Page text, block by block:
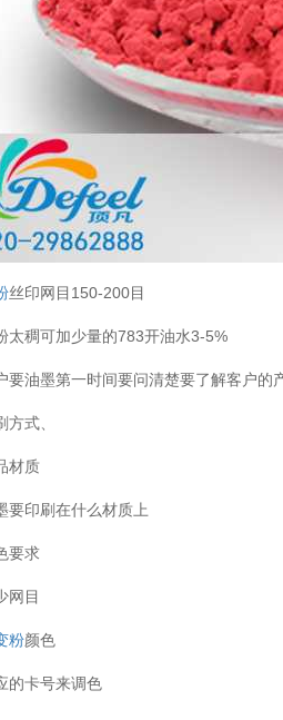
丝印网目150-200目
太稠可加少量的783开油水3-5%
要油墨第一时间要问清楚要了解客户的
式、
材质
要印刷在什么材质上
要求
网目
粉颜色
的卡号来调色